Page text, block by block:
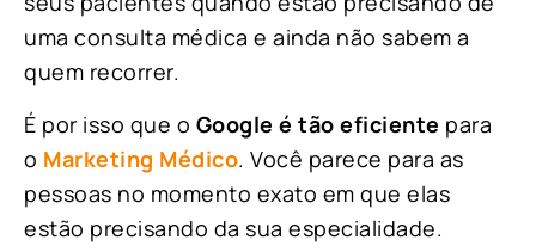
uma consulta médica e ainda não sabem a
quem recorrer.
É por isso que o Google é tão eficiente para
o Marketing Médico. Você parece para as
pessoas no momento exato em que elas
estão precisando da sua especialidade.